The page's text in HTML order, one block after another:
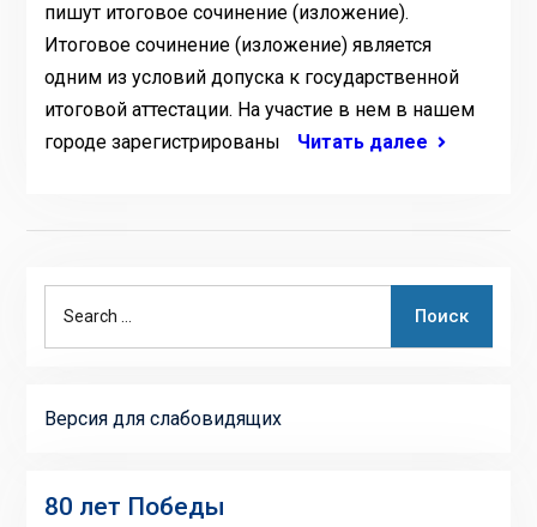
пишут итоговое сочинение (изложение).
Итоговое сочинение (изложение) является
одним из условий допуска к государственной
итоговой аттестации. На участие в нем в нашем
городе зарегистрированы
Читать далее
Поиск
Версия для слабовидящих
80 лет Победы